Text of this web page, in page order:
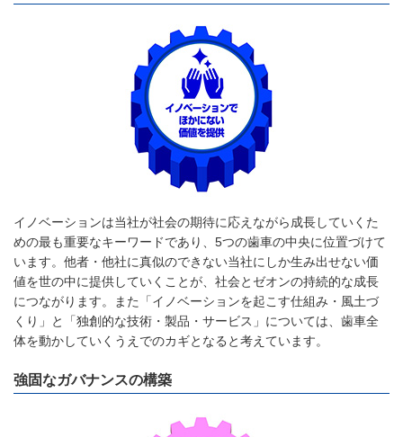
イノベーションは当社が社会の期待に応えながら成長していくた
めの最も重要なキーワードであり、5つの歯車の中央に位置づけて
います。他者・他社に真似のできない当社にしか生み出せない価
値を世の中に提供していくことが、社会とゼオンの持続的な成長
につながります。また「イノベーションを起こす仕組み・風土づ
くり」と「独創的な技術・製品・サービス」については、歯車全
体を動かしていくうえでのカギとなると考えています。
強固なガバナンスの構築